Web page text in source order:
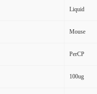
Liquid
Mouse
PerCP
100ug